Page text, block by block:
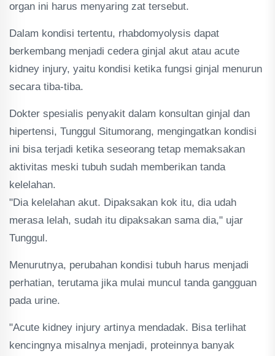
organ ini harus menyaring zat tersebut.
Dalam kondisi tertentu, rhabdomyolysis dapat
berkembang menjadi cedera ginjal akut atau acute
kidney injury, yaitu kondisi ketika fungsi ginjal menurun
secara tiba-tiba.
Dokter spesialis penyakit dalam konsultan ginjal dan
hipertensi, Tunggul Situmorang, mengingatkan kondisi
ini bisa terjadi ketika seseorang tetap memaksakan
aktivitas meski tubuh sudah memberikan tanda
kelelahan.
"Dia kelelahan akut. Dipaksakan kok itu, dia udah
merasa lelah, sudah itu dipaksakan sama dia," ujar
Tunggul.
Menurutnya, perubahan kondisi tubuh harus menjadi
perhatian, terutama jika mulai muncul tanda gangguan
pada urine.
"Acute kidney injury artinya mendadak. Bisa terlihat
kencingnya misalnya menjadi, proteinnya banyak